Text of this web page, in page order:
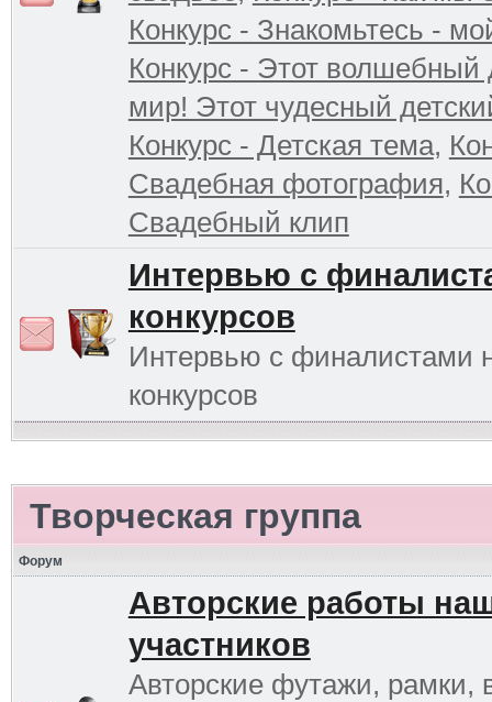
Конкурс - Знакомьтесь -
Конкурс - Этот волшебный
мир! Этот чудесный
Конкурс - Детская тема,
Свадебная фотография,
Свадебный клип
Интервью с
конкурсов
Интервью с финалистами
конкурсов
Творческая группа
Форум
Авторские работы
участников
Авторские футажи, рамки,